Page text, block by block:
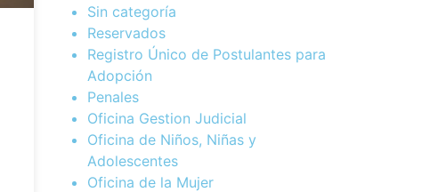
Sin categoría
Reservados
Registro Único de Postulantes para
Adopción
Penales
Oficina Gestion Judicial
Oficina de Niños, Niñas y
Adolescentes
Oficina de la Mujer